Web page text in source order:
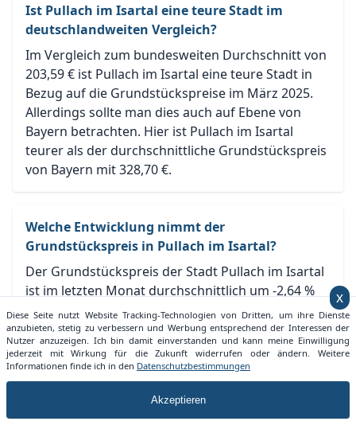
Ist Pullach im Isartal eine teure Stadt im
deutschlandweiten Vergleich?
Im Vergleich zum bundesweiten Durchschnitt von
203,59 € ist Pullach im Isartal eine teure Stadt in
Bezug auf die Grundstückspreise im März 2025.
Allerdings sollte man dies auch auf Ebene von
Bayern betrachten. Hier ist Pullach im Isartal
teurer als der durchschnittliche Grundstückspreis
von Bayern mit 328,70 €.
Welche Entwicklung nimmt der
Grundstückspreis in Pullach im Isartal?
Der Grundstückspreis der Stadt Pullach im Isartal
ist im letzten Monat durchschnittlich um -2,64 %
gefallen. Damit liegt der Grundstückspreis für
Pullach im Isartal im Grundstueckspreise.info
Ranking auf Platz 4 für Bayern und auf Platz 5 für
Deutschland.
x
Diese Seite nutzt Website Tracking-Technologien von Dritten, um ihre Dienste
anzubieten, stetig zu verbessern und Werbung entsprechend der Interessen der
Nutzer anzuzeigen. Ich bin damit einverstanden und kann meine Einwilligung
jederzeit mit Wirkung für die Zukunft widerrufen oder ändern. Weitere
Informationen finde ich in den Datenschutzbestimmungen
Akzeptieren